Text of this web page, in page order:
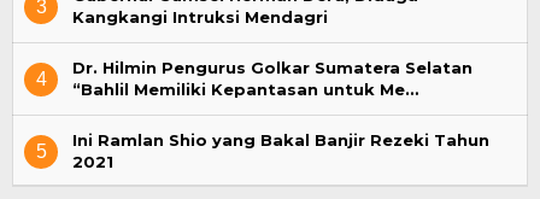
3
Kangkangi Intruksi Mendagri
4
Dr. Hilmin Pengurus Golkar Sumatera Selatan
“Bahlil Memiliki Kepantasan untuk Me…
5
Ini Ramlan Shio yang Bakal Banjir Rezeki Tahun
2021